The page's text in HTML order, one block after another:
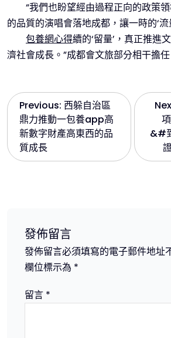
“我們也盼望經由過程正向的政策
的品質的演唱會落地成都，讓一時的‘流
包養網心得續的‘留量’，真正推進
濟社會成長。”成都會文旅部分相干擔任
文
章
導
Previous: 西躲自治區
鼎力推動一包養app高
新數字財產高東西的品
質成長
&#
發佈留言
發佈留言必須填寫的電子郵件地址
欄位標示為 *
留言 *